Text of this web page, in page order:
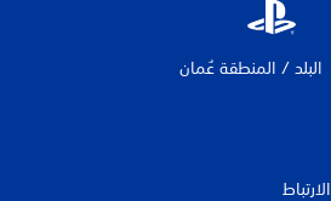
البلد / المنطقة عُمان‏